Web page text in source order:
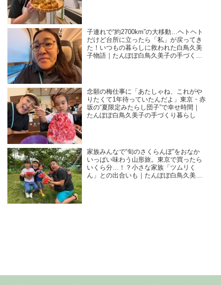
子連れで“約2700km”の大移動…ヘトヘト
だけど台所に立ったら「私」が戻ってき
た！いつもの暮らしに救われた白鳥久美
子物語｜たんぽぽ白鳥久美子の手づくり
念願の梅仕事に「あたしゃね、これがや
りたくて1年待っていたんだよ」東京・赤
坂の“夏限定みたらし団子”で幸せ時間｜
たんぽぽ白鳥久美子の手づくり暮らし
家族みんなで“旬のさくらんぼ”をおなか
いっぱい味わう山形旅。東京で買ったら
いくら分…！？小さな家族「ツムリく
ん」との出合いも｜たんぽぽ白鳥久美子